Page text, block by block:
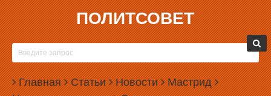
ПОЛИТСОВЕТ
Главная Статьи Новости Мастрид
28.06.2007, 15:18
70-ЛЕТНИЙ ГУБЕРНАТОР ЭДУАРД РОССЕЛЬ
БЕРЕТ КУРС НА ОМОЛОЖЕНИЕ
ПРАВИТЕЛЬСТВА